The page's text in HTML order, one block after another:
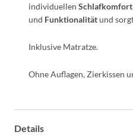
individuellen Schlafkomfort
und Funktionalitätund
Inklusive Matratze.
Ohne Auflagen, Zierkissen
Details